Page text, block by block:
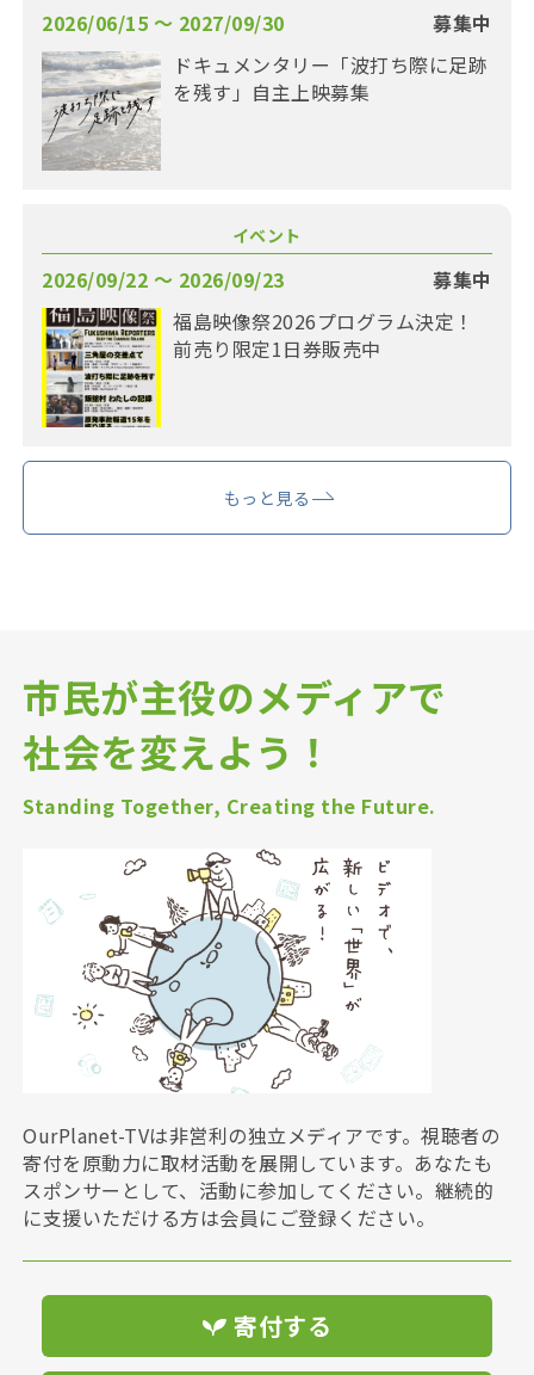
2026/06/15 〜 2027/09/30
募集中
ドキュメンタリー「波打ち際に足跡
を残す」自主上映募集
イベント
2026/09/22 〜 2026/09/23
募集中
福島映像祭2026プログラム決定！
前売り限定1日券販売中
もっと見る
市民が主役のメディアで
社会を変えよう！
Standing Together, Creating the Future.
OurPlanet-TVは非営利の独立メディアです。視聴者の
寄付を原動力に取材活動を展開しています。あなたも
スポンサーとして、活動に参加してください。継続的
に支援いただける方は会員にご登録ください。
寄付する